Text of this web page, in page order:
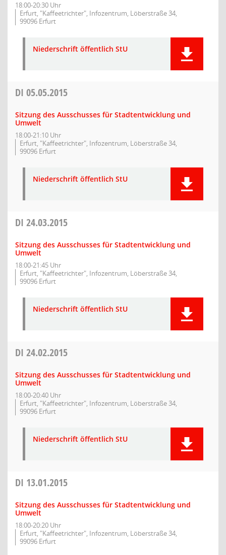
18:00-20:30 Uhr
Erfurt, "Kaffeetrichter", Infozentrum, Löberstraße 34,
99096 Erfurt
Niederschrift öffentlich StU
DI 05.05.2015
Sitzung des Ausschusses für Stadtentwicklung und
Umwelt
18:00-21:10 Uhr
Erfurt, "Kaffeetrichter", Infozentrum, Löberstraße 34,
99096 Erfurt
Niederschrift öffentlich StU
DI 24.03.2015
Sitzung des Ausschusses für Stadtentwicklung und
Umwelt
18:00-21:45 Uhr
Erfurt, "Kaffeetrichter", Infozentrum, Löberstraße 34,
99096 Erfurt
Niederschrift öffentlich StU
DI 24.02.2015
Sitzung des Ausschusses für Stadtentwicklung und
Umwelt
18:00-20:40 Uhr
Erfurt, "Kaffeetrichter", Infozentrum, Löberstraße 34,
99096 Erfurt
Niederschrift öffentlich StU
DI 13.01.2015
Sitzung des Ausschusses für Stadtentwicklung und
Umwelt
18:00-20:20 Uhr
Erfurt, "Kaffeetrichter", Infozentrum, Löberstraße 34,
99096 Erfurt